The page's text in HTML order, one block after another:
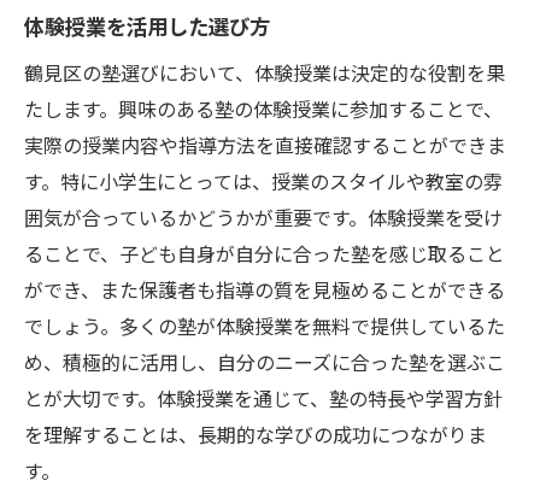
体験授業を活用した選び方
鶴見区の塾選びにおいて、体験授業は決定的な役割を果
たします。興味のある塾の体験授業に参加することで、
実際の授業内容や指導方法を直接確認することができま
す。特に小学生にとっては、授業のスタイルや教室の雰
囲気が合っているかどうかが重要です。体験授業を受け
ることで、子ども自身が自分に合った塾を感じ取ること
ができ、また保護者も指導の質を見極めることができる
でしょう。多くの塾が体験授業を無料で提供しているた
め、積極的に活用し、自分のニーズに合った塾を選ぶこ
とが大切です。体験授業を通じて、塾の特長や学習方針
を理解することは、長期的な学びの成功につながりま
す。